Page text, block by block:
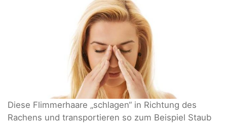
Diese Flimmerhaare „schlagen“ in Richtung des
Rachens und transportieren so zum Beispiel Staub